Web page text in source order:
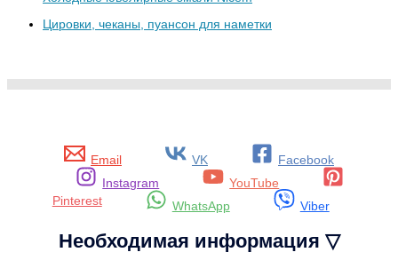
Цировки, чеканы, пуансон для наметки
Email VK
Facebook
Instagram
YouTube
Pinterest
WhatsApp Viber
Необходимая информация ▽